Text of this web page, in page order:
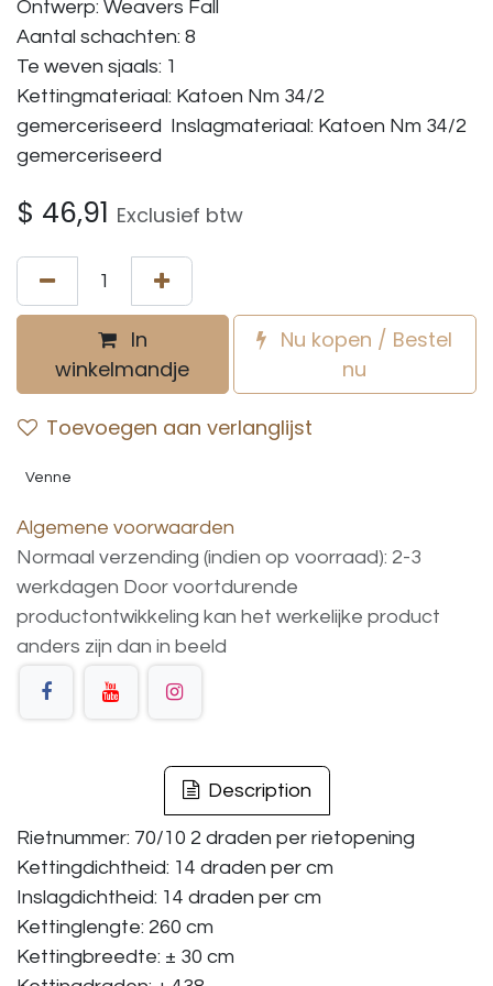
Ontwerp: Weavers Fall
Aantal schachten: 8
Te weven sjaals: 1
Kettingmateriaal: Katoen Nm 34/2
gemerceriseerd Inslagmateriaal: Katoen Nm 34/2
gemerceriseerd
$ 46,91 Exclusief btw
In
winkelmandje
Nu kopen / Bestel
nu
Toevoegen aan verlanglijst
Venne
Algemene voorwaarden
Normaal verzending (indien op voorraad): 2-3
werkdagen Door voortdurende
productontwikkeling kan het werkelijke product
anders zijn dan in beeld
Description
Rietnummer: 70/10 2 draden per rietopening
Kettingdichtheid: 14 draden per cm
Inslagdichtheid: 14 draden per cm
Kettinglengte: 260 cm
Kettingbreedte: ± 30 cm